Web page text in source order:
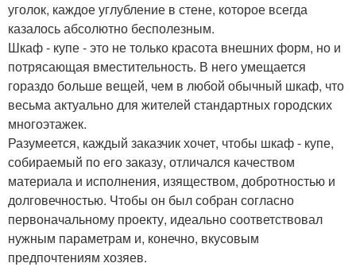
уголок, каждое углубление в стене, которое всегда
казалось абсолютно бесполезным.
Шкаф - купе - это не только красота внешних форм, но и
потрясающая вместительность. В него умещается
гораздо больше вещей, чем в любой обычный шкаф, что
весьма актуально для жителей стандартных городских
многоэтажек.
Разумеется, каждый заказчик хочет, чтобы шкаф - купе,
собираемый по его заказу, отличался качеством
материала и исполнения, изяществом, добротностью и
долговечностью. Чтобы он был собран согласно
первоначальному проекту, идеально соответствовал
нужным параметрам и, конечно, вкусовым
предпочтениям хозяев.